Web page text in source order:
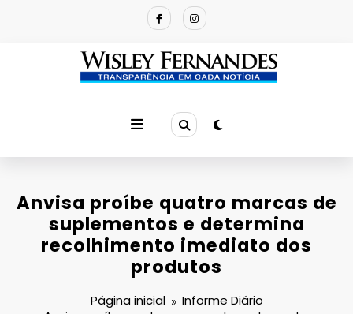
Anvisa proíbe quatro marcas de
suplementos e determina
recolhimento imediato dos
produtos
Página inicial
Informe Diário